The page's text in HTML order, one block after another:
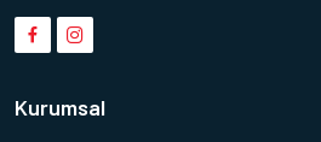
Kurumsal